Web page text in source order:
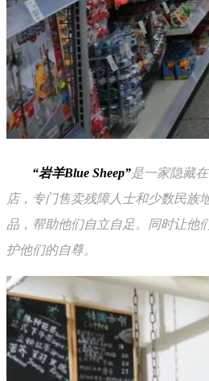
“岩羊Blue Sheep”是一家隐藏
店，专门售卖残障人士和少数民族
品，帮助他们自立自足。同时让他
护他们的自尊。